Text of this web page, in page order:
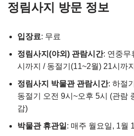
정림사지 방문 정보
입장료: 무료
정림사지(야외) 관람시간: 연중무
시까지 / 동절기(11~2월) 21시까지
정림사지 박물관 관람시간: 하절
동절기 오전 9시~오후 5시 (관람
감)
박물관 휴관일 : 매주 월요일, 1월